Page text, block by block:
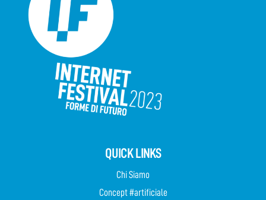
QUICK LINKS
Chi Siamo
Concept #artificiale